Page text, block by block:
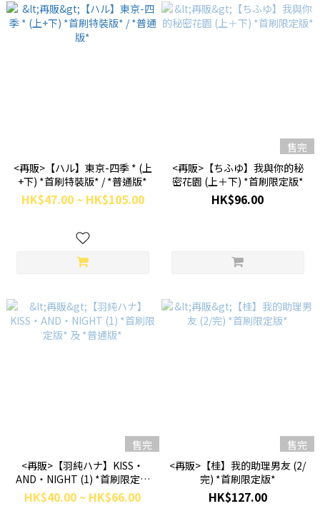
<再販>【ハル】東京-四季 * (上
+下) *首刷特裝版* / *普通版*
HK$47.00 ~ HK$105.00
售完
<再販>【ちふゆ】我與你的秘
密花園 (上＋下) *首刷限定版*
HK$96.00
售完
<再販>【羽純ハナ】KISS‧
AND‧NIGHT (1) *首刷限定版
* 及 *普通版*
HK$40.00 ~ HK$66.00
售完
<再販>【桂】我的助理男友 (2/
完) *首刷限定版*
HK$127.00